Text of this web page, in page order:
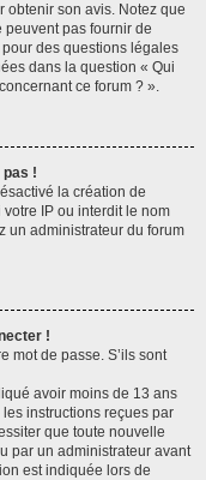
obtenir son avis. Notez que
pas fournir de
des questions légales
dans la question « Qui
ce forum ? ».
pas !
la création de
IP ou interdit le nom
un administrateur du forum
!
mot de passe. S’ils sont
avoir moins de 13 ans
les instructions reçues par
que toute nouvelle
par un administrateur avant
est indiquée lors de